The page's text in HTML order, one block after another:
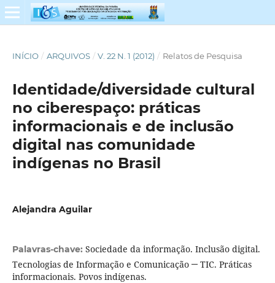
INÍCIO / ARQUIVOS / V. 22 N. 1 (2012) / Relatos de Pesquisa
Identidade/diversidade cultural
no ciberespaço: práticas
informacionais e de inclusão
digital nas comunidade
indígenas no Brasil
Alejandra Aguilar
Palavras-chave: Sociedade da informação. Inclusão digital.
Tecnologias de Informação e Comunicação ─ TIC. Práticas
informacionais. Povos indígenas.